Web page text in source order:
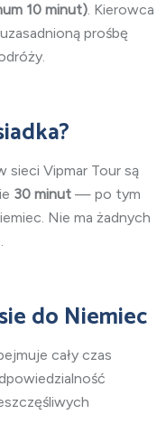
10 minut). Kierowca
prośbę
sieci Vipmar Tour są
30 minut — po tym
Nie ma żadnych
do Niemiec
cały czas